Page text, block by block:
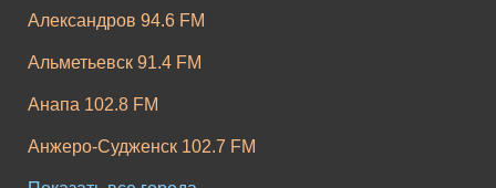
Александров 94.6 FM
Альметьевск 91.4 FM
Анапа 102.8 FM
Анжеро-Судженск 102.7 FM